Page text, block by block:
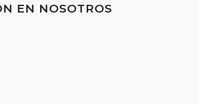
EN NOSOTROS